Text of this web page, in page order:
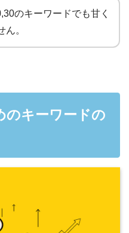
のキーワードでも甘く
ん。
のキーワードの